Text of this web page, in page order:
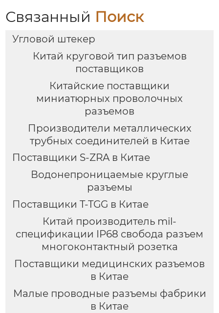
Связанный Поиск
Угловой штекер
Китай круговой тип разъемов
поставщиков
Китайские поставщики
миниатюрных проволочных
разъемов
Производители металлических
трубных соединителей в Китае
Поставщики S-ZRA в Китае
Водонепроницаемые круглые
разъемы
Поставщики T-TGG в Китае
Китай производитель mil-
спецификации IP68 свобода разъем
многоконтактный розетка
Поставщики медицинских разъемов
в Китае
Малые проводные разъемы фабрики
в Китае